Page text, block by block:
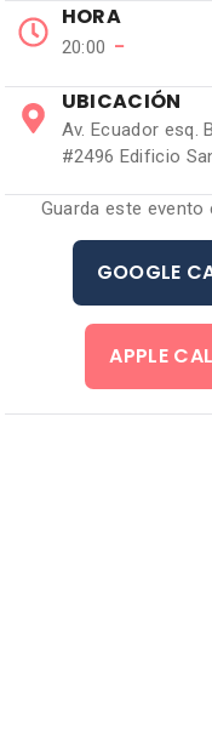
HORA
20:00 −
UBICACIÓN
Av. Ecuador esq.
#2496 Edificio
Guarda este evento
GOOGLE
APPLE